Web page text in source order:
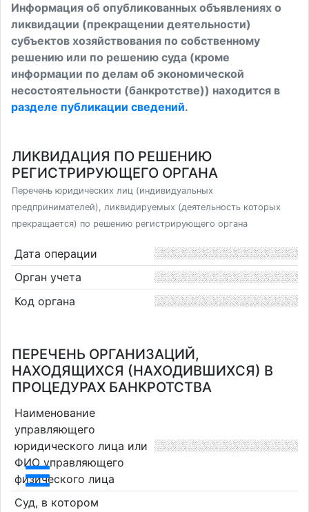
Информация об опубликованных объявлениях о
ликвидации (прекращении деятельности)
субъектов хозяйствования по собственному
решению или по решению суда (кроме
информации по делам об экономической
несостоятельности (банкротстве)) находится в
разделе публикации сведений.
ЛИКВИДАЦИЯ ПО РЕШЕНИЮ
РЕГИСТРИРУЮЩЕГО ОРГАНА
Перечень юридических лиц (индивидуальных
предпринимателей), ликвидируемых (деятельность которых
прекращается) по решению регистрирующего органа
Дата операции
Орган учета
Код органа
ПЕРЕЧЕНЬ ОРГАНИЗАЦИЙ,
НАХОДЯЩИХСЯ (НАХОДИВШИХСЯ) В
ПРОЦЕДУРАХ БАНКРОТСТВА
Наименование
управляющего
юридического лица или
ФИО управляющего
физического лица
Суд, в котором